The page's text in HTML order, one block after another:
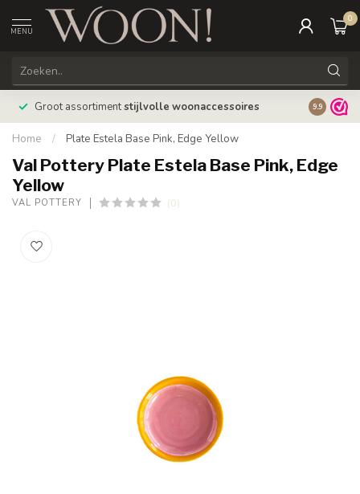
MENU
0
Groot assortimentstijlvolle woonaccessoires 9.9
Home / Plate Estela Base Pink, Edge Yellow
Val Pottery Plate Estela Base Pink, Edge
Yellow
VAL POTTERY (0)